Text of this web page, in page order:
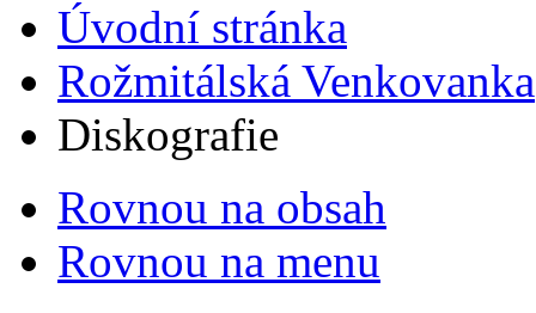
Úvodní stránka
Rožmitálská Venkovanka
Diskografie
Rovnou na obsah
Rovnou na menu